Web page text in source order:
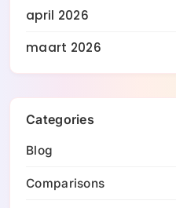
april 2026
maart 2026
Categories
Blog
Comparisons